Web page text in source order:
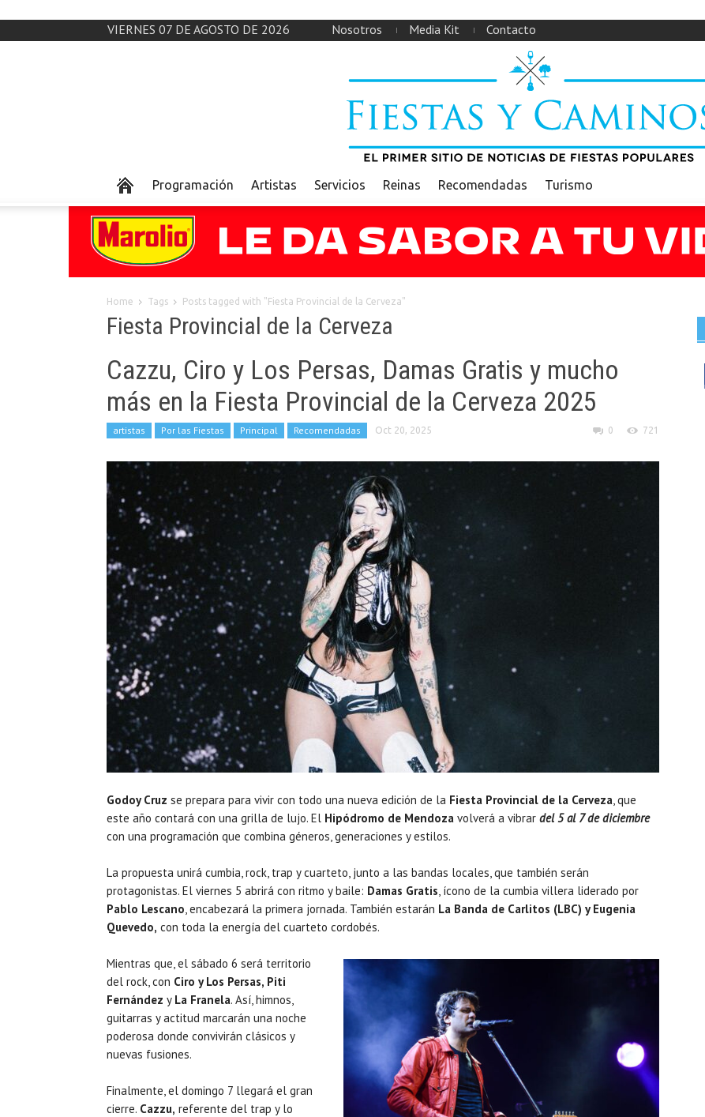
VIERNES 07 DE AGOSTO DE 2026 Nosotros Media Kit Contacto
Programación Artistas Servicios Reinas Recomendadas Turismo
Home Tags Posts tagged with "Fiesta Provincial de la Cerveza"
Fiesta Provincial de la Cerveza
Cazzu, Ciro y Los Persas, Damas Gratis y mucho
más en la Fiesta Provincial de la Cerveza 2025
artistas Por las Fiestas Principal Recomendadas Oct 20, 2025 0 721
Godoy Cruz se prepara para vivir con todo una nueva edición de la Fiesta Provincial de la Cerveza, que
este año contará con una grilla de lujo. El Hipódromo de Mendoza volverá a vibrar del 5 al 7 de diciembre
con una programación que combina géneros, generaciones y estilos.
La propuesta unirá cumbia, rock, trap y cuarteto, junto a las bandas locales, que también serán
protagonistas. El viernes 5 abrirá con ritmo y baile: Damas Gratis, ícono de la cumbia villera liderado por
Pablo Lescano, encabezará la primera jornada. También estarán La Banda de Carlitos (LBC) y Eugenia
Quevedo, con toda la energía del cuarteto cordobés.
Mientras que, el sábado 6 será territorio
del rock, con Ciro y Los Persas, Piti
Fernández y La Franela. Así, himnos,
guitarras y actitud marcarán una noche
poderosa donde convivirán clásicos y
nuevas fusiones.
Finalmente, el domingo 7 llegará el gran
cierre. Cazzu, referente del trap y lo